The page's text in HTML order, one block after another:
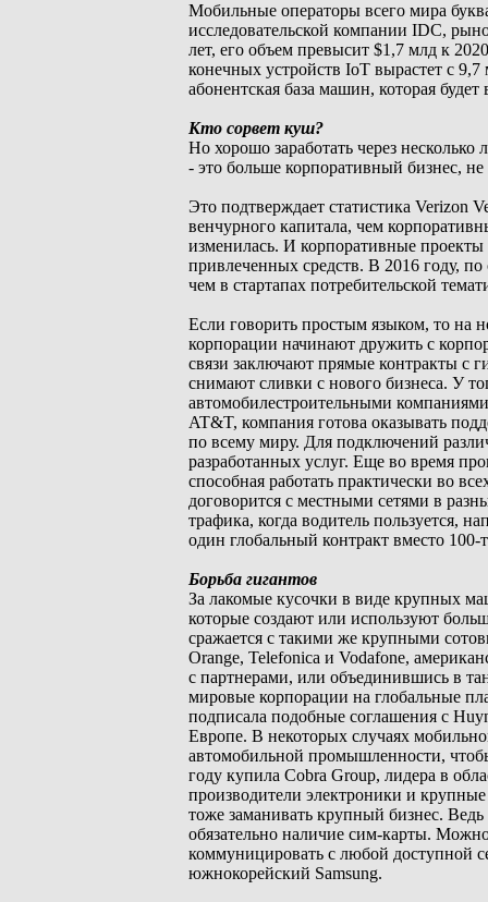
Мобильные операторы всего мира
исследовательской компании IDC,
лет, его объем превысит $1,7 млд к
конечных устройств IoT вырастет с
абонентская база машин, которая
Кто сорвет куш?
Но хорошо заработать через
- это больше корпоративный бизнес,
Это подтверждает статистика Verizon
венчурного капитала, чем
изменилась. И корпоративные
привлеченных средств. В 2016 году,
чем в стартапах потребительской
Если говорить простым языком, то на
корпорации начинают дружить с
связи заключают прямые контракты с
снимают сливки с нового бизнеса. У
автомобилестроительными
AT&T, компания готова оказывать
по всему миру. Для подключений
разработанных услуг. Еще во время
способная работать практически во
договорится с местными сетями в
трафика, когда водитель пользуется,
один глобальный контракт вместо 100-
Борьба гигантов
За лакомые кусочки в виде крупных
которые создают или используют
сражается с такими же крупными
Orange, Telefonica и Vodafone,
с партнерами, или объединившись в
мировые корпорации на глобальные
подписала подобные соглашения с
Европе. В некоторых случаях
автомобильной промышленности,
году купила Cobra Group, лидера в
производители электроники и
тоже заманивать крупный бизнес.
обязательно наличие сим-карты.
коммуницировать с любой доступной
южнокорейский Samsung.